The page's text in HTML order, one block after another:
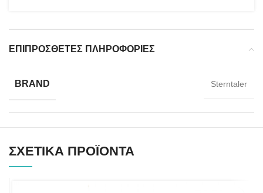
ΕΠΙΠΡΌΣΘΕΤΕΣ ΠΛΗΡΟΦΟΡΊΕΣ
BRAND Sterntaler
ΣΧΕΤΙΚΆ ΠΡΟΪΌΝΤΑ